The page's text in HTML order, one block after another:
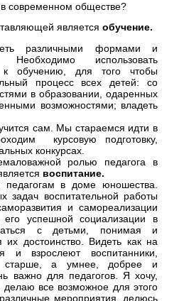
в современном обществе?
является обучение.
различными формами и
использовать
к обучению, для того чтобы
процесс всех детей: со
в образовании, одаренных
возможностями; владеть
сам. Мы стараемся идти в
курсовую подготовку,
конкурсах.
ролью педагога в
воспитание.
в доме юношества.
задач воспитательной работы
и самореализации
его успешной социализации в
с детьми, понимая и
достоинство. Видеть как на
и взрослеют воспитанники,
старше, а умнее, добрее и
важно для педагогов. Я хочу,
все возможное для этого
мероприятия, делюсь